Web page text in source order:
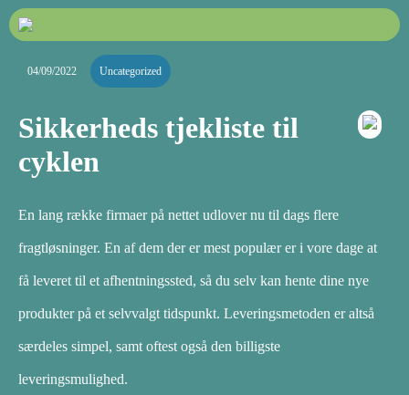
04/09/2022 Uncategorized
Sikkerheds tjekliste til
cyklen
En lang række firmaer på nettet udlover nu til dags flere
fragtløsninger. En af dem der er mest populær er i vore dage at
få leveret til et afhentningssted, så du selv kan hente dine nye
produkter på et selvvalgt tidspunkt. Leveringsmetoden er altså
særdeles simpel, samt oftest også den billigste
leveringsmulighed.